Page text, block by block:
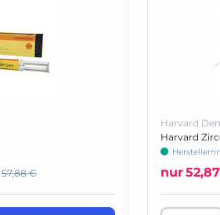
57,88 €
Harvard
Harvard
nur